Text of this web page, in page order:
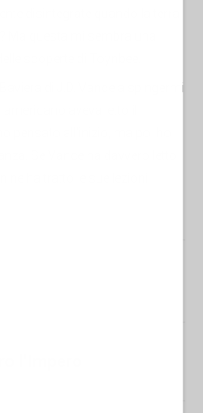
disintegrate quando la terra
Ma questa mi sembra una
scoperte di Toynbee.
di J.D. Vance a spingermi
aveva letto il
pensato all'inizio, ma poi ho
Se Vance ha davvero letto